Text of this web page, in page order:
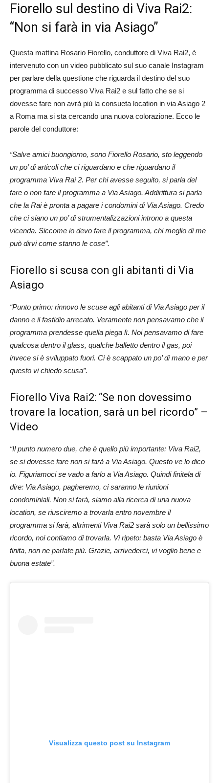
Fiorello sul destino di Viva Rai2:
“Non si farà in via Asiago”
Questa mattina Rosario Fiorello, conduttore di Viva Rai2, è
intervenuto con un video pubblicato sul suo canale Instagram
per parlare della questione che riguarda il destino del suo
programma di successo Viva Rai2 e sul fatto che se si
dovesse fare non avrà più la consueta location in via Asiago 2
a Roma ma si sta cercando una nuova colorazione. Ecco le
parole del conduttore:
“Salve amici buongiorno, sono Fiorello Rosario, sto leggendo
un po’ di articoli che ci riguardano e che riguardano il
programma Viva Rai 2. Per chi avesse seguito, si parla del
fare o non fare il programma a Via Asiago. Addirittura si parla
che la Rai è pronta a pagare i condomini di Via Asiago. Credo
che ci siano un po’ di strumentalizzazioni introno a questa
vicenda. Siccome io devo fare il programma, chi meglio di me
può dirvi come stanno le cose”.
Fiorello si scusa con gli abitanti di Via
Asiago
“Punto primo: rinnovo le scuse agli abitanti di Via Asiago per il
danno e il fastidio arrecato. Veramente non pensavamo che il
programma prendesse quella piega lì. Noi pensavamo di fare
qualcosa dentro il glass, qualche balletto dentro il gas, poi
invece si è sviluppato fuori. Ci è scappato un po’ di mano e per
questo vi chiedo scusa”.
Fiorello Viva Rai2: “Se non dovessimo
trovare la location, sarà un bel ricordo” –
Video
“Il punto numero due, che è quello più importante: Viva Rai2,
se si dovesse fare non si farà a Via Asiago. Questo ve lo dico
io. Figuriamoci se vado a farlo a Via Asiago. Quindi finitela di
dire: Via Asiago, pagheremo, ci saranno le riunioni
condominiali. Non si farà, siamo alla ricerca di una nuova
location, se riusciremo a trovarla entro novembre il
programma si farà, altrimenti Viva Rai2 sarà solo un bellissimo
ricordo, noi contiamo di trovarla. Vi ripeto: basta Via Asiago è
finita, non ne parlate più. Grazie, arrivederci, vi voglio bene e
buona estate”.
Visualizza questo post su Instagram